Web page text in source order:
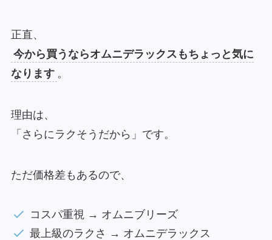
正直、
今から買うならオムニデラックスもちょっと気に
なります 。
理由は、
「さらにラクそうだから」です。
ただ価格差もあるので、
コスパ重視 → オムニブリーズ
最上級のラクさ → オムニデラックス